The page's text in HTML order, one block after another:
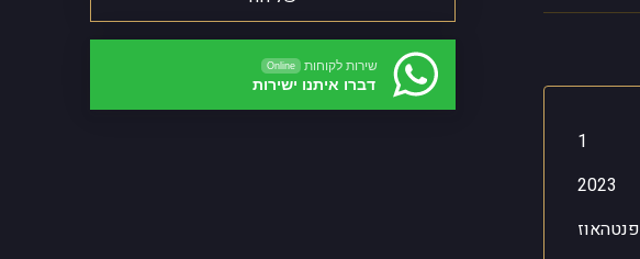
1
2023
פנטהאוז
שירות לקוחות Online
דברו איתנו ישירות